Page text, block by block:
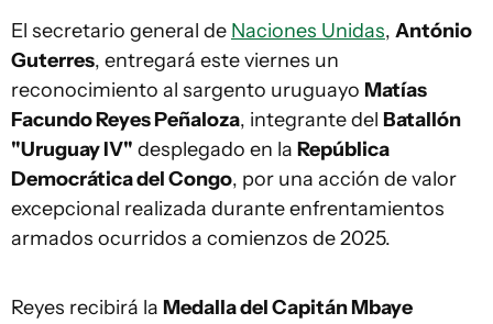
El secretario general de Naciones Unidas, António
Guterres, entregará este viernes un
reconocimiento al sargento uruguayo Matías
Facundo Reyes Peñaloza, integrante del Batallón
"Uruguay IV" desplegado en la República
Democrática del Congo, por una acción de valor
excepcional realizada durante enfrentamientos
armados ocurridos a comienzos de 2025.
Reyes recibirá la Medalla del Capitán Mbaye